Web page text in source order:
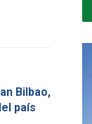
Bilbao,
país